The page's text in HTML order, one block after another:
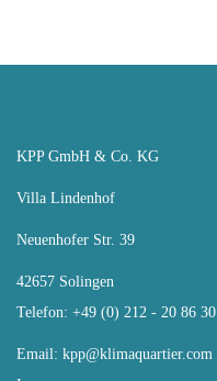
KPP GmbH & Co. KG
Villa Lindenhof
Neuenhofer Str. 39
42657 Solingen
Telefon: +49 (0) 212 - 20 86 30
Email: kpp@klimaquartier.com